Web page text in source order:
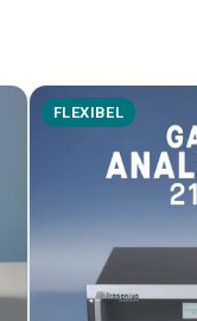
FLEXIBEL